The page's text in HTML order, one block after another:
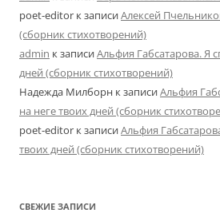
poet-editor к записиАлексей
(сборник стихотворений)
admin к записиАльфия Габсатарова. Я
дней (сборник стихотворений)
Надежда Милборн к записиАльфия
на неге твоих дней (сборник
poet-editor к записиАльфия
твоих дней (сборник стихотворений)
СВЕЖИЕ ЗАПИСИ